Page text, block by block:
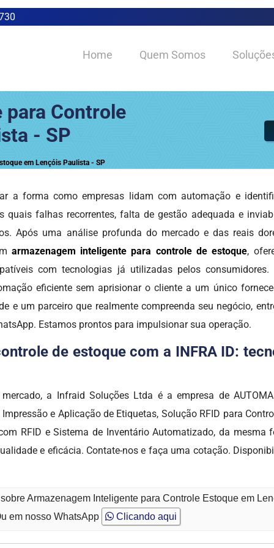
Home Quem Somos
Controle
- SP
em Lençóis Paulista - SP
a forma como empresas lidam com automação e
quais falhas recorrentes, falta de gestão adequada e
Após uma análise profunda do mercado e das reais
armazenagem inteligente para controle de estoque,
com tecnologias já utilizadas pelos consumidores.
eficiente sem aprisionar o cliente a um único
e um parceiro que realmente compreenda seu negócio,
Estamos prontos para impulsionar sua operação.
de estoque com a INFRA ID:
a Infraid Soluções Ltda é a empresa de
e Aplicação de Etiquetas, Solução RFID para
RFID e Sistema de Inventário Automatizado, da mesma
e eficácia. Contate-nos e faça uma cotação.
Armazenagem Inteligente para Controle Estoque em
em nosso WhatsApp
Clicando aqui